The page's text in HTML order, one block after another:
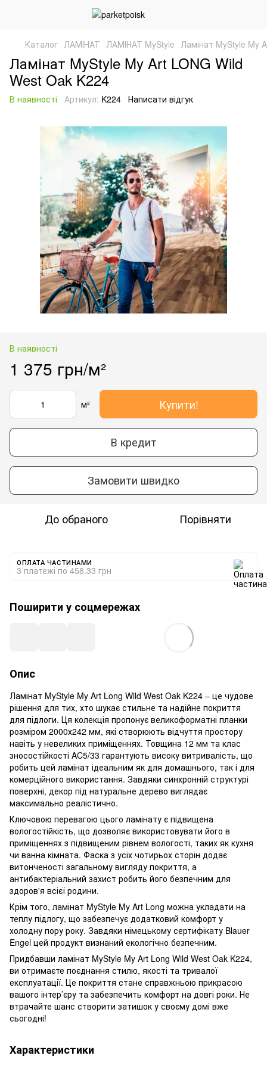
Каталог ЛАМІНАТ ЛАМІНАТ MyStyle Ламінат MyStyle My
Ламінат MyStyle My Art LONG Wild
West Oak K224
В наявності Артикул: K224 Написати відгук
В наявності
1 375 грн/м²
м² Купити!
В кредит
Замовити швидко
До обраного Порівняти
ОПЛАТА ЧАСТИНАМИ
3 платежі по 458.33 грн
Поширити у соцмережах
Опис
Ламінат MyStyle My Art Long Wild West Oak K224 – це чудове
рішення для тих, хто шукає стильне та надійне покриття
для підлоги. Ця колекція пропонує великоформатні планки
розміром 2000х242 мм, які створюють відчуття простору
навіть у невеликих приміщеннях. Товщина 12 мм та клас
зносостійкості AC5/33 гарантують високу витривалість, що
робить цей ламінат ідеальним як для домашнього, так і для
комерційного використання. Завдяки синхронній структурі
поверхні, декор під натуральне дерево виглядає
максимально реалістично​.
Ключовою перевагою цього ламінату є підвищена
вологостійкість, що дозволяє використовувати його в
приміщеннях з підвищеним рівнем вологості, таких як кухня
чи ванна кімната. Фаска з усіх чотирьох сторін додає
витонченості загальному вигляду покриття, а
антибактеріальний захист робить його безпечним для
здоров'я всієї родини.
Крім того, ламінат MyStyle My Art Long можна укладати на
теплу підлогу, що забезпечує додатковий комфорт у
холодну пору року. Завдяки німецькому сертифікату Blauer
Engel цей продукт визнаний екологічно безпечним​.
Придбавши ламінат MyStyle My Art Long Wild West Oak K224,
ви отримаєте поєднання стилю, якості та тривалої
експлуатації. Це покриття стане справжньою прикрасою
вашого інтер’єру та забезпечить комфорт на довгі роки. Не
втрачайте шанс створити затишок у своєму домі вже
сьогодні!
Характеристики